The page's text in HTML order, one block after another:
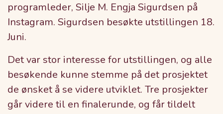
programleder, Silje M. Engja Sigurdsen på
Instagram. Sigurdsen besøkte utstillingen 18.
Juni.
Det var stor interesse for utstillingen, og alle
besøkende kunne stemme på det prosjektet
de ønsket å se videre utviklet. Tre prosjekter
går videre til en finalerunde, og får tildelt